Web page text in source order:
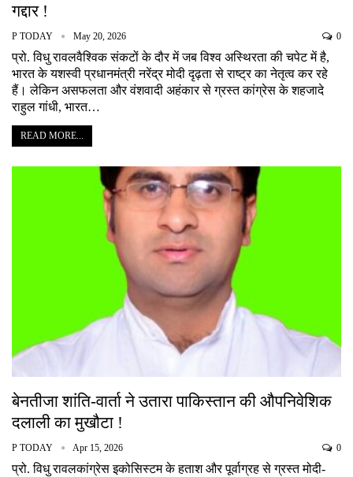
गद्दार !
P TODAY May 20, 2026 0
प्रो. विधु रावलवैश्विक संकटों के दौर में जब विश्व अस्थिरता की चपेट में है,
भारत के यशस्वी प्रधानमंत्री नरेंद्र मोदी दृढ़ता से राष्ट्र का नेतृत्व कर रहे
हैं। लेकिन असफलता और वंशवादी अहंकार से ग्रस्त कांग्रेस के शहजादे
राहुल गांधी, भारत…
READ MORE...
बेनतीजा शांति-वार्ता ने उतारा पाकिस्तान की औपनिवेशिक
दलाली का मुखौटा !
P TODAY Apr 15, 2026 0
प्रो. विधु रावलकांग्रेस इकोसिस्टम के हताश और पूर्वाग्रह से ग्रस्त मोदी-